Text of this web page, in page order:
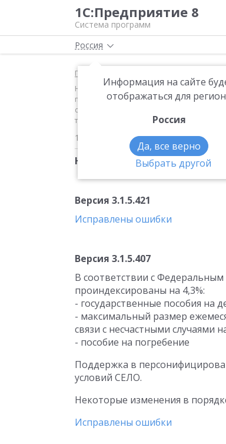
1С:Предприятие 8
Система программ
Россия
Информация на сайте
отображаться для
Россия
Да, все верно
Выбрать другой
Главная
Новое в версии 3.1.7 Версия 3.1.5.421
проиндексированы на 4,3%:-
случаями на производстве и
территориальных условий СЕЛО
13.02.2019
Новое в версии 3.1.7
Версия 3.1.5.421
Исправлены ошибки
Версия 3.1.5.407
В соответствии с
проиндексированы на 4,3%:
- государственные пособия на
- максимальный размер
связи с несчастными случаями
- пособие на погребение
Поддержка в
условий СЕЛО.
Некоторые изменения в
Исправлены ошибки